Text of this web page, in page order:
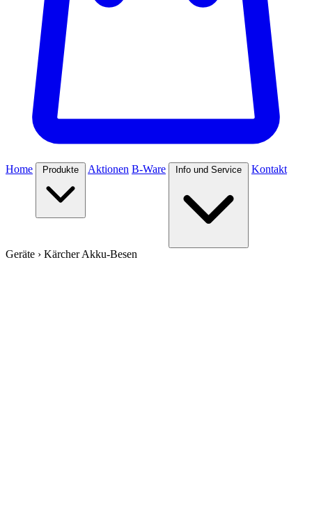
Home Produkte Aktionen B-Ware Info und Service Kontakt
Geräte › Kärcher Akku-Besen